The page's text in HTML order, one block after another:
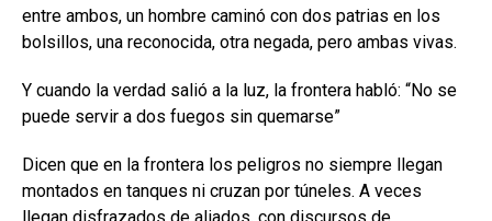
entre ambos, un hombre caminó con dos patrias en los
bolsillos, una reconocida, otra negada, pero ambas vivas.
Y cuando la verdad salió a la luz, la frontera habló: “No se
puede servir a dos fuegos sin quemarse”
Dicen que en la frontera los peligros no siempre llegan
montados en tanques ni cruzan por túneles. A veces